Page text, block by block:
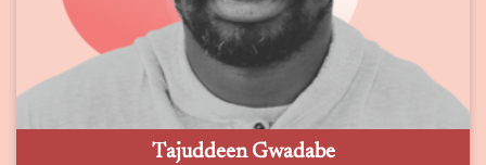
Tajuddeen Gwadabe